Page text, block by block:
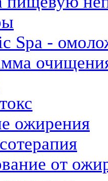
Spa -
ожирения
от